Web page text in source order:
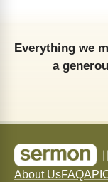
Everything we
a
About UsFAQAPI